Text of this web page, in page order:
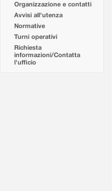
Organizzazione e contatti
Avvisi all'utenza
Normative
Turni operativi
Richiesta
informazioni/Contatta
l'ufficio